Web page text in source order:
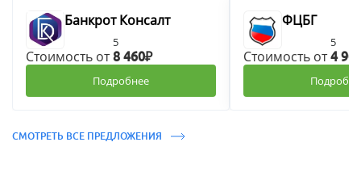
Банкрот Консалт
5
Стоимость от8 460₽
Подробнее
ФЦБГ
5
Стоимость от4
СМОТРЕТЬ ВСЕ ПРЕДЛОЖЕНИЯ